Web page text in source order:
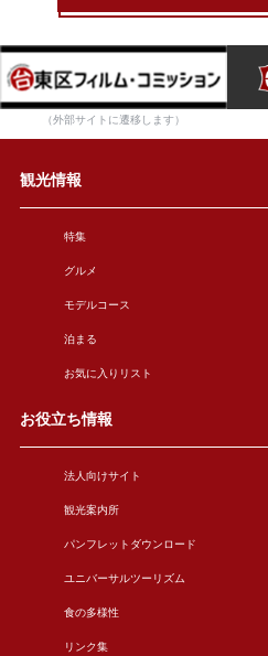
（外部サイトに遷移します）
観光情報
特集
グルメ
モデルコース
泊まる
お気に入りリスト
お役立ち情報
法人向けサイト
観光案内所
パンフレットダウンロード
ユニバーサルツーリズム
食の多様性
リンク集